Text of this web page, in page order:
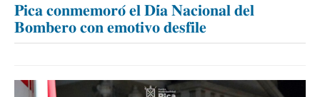
𝐏𝐢𝐜𝐚 𝐜𝐨𝐧𝐦𝐞𝐦𝐨𝐫𝐨́ 𝐞𝐥 𝐃𝐢́𝐚 𝐍𝐚𝐜𝐢𝐨𝐧𝐚𝐥 𝐝𝐞𝐥
𝐁𝐨𝐦𝐛𝐞𝐫𝐨 𝐜𝐨𝐧 𝐞𝐦𝐨𝐭𝐢𝐯𝐨 𝐝𝐞𝐬𝐟𝐢𝐥𝐞